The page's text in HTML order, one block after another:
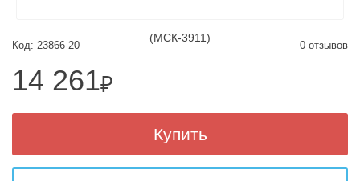
Код: 23866-20 0 отзывов
14 261₽
Купить